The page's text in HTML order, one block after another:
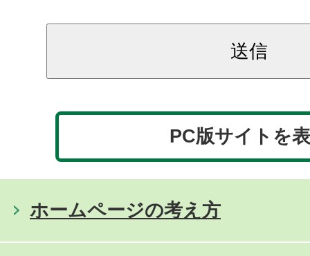
PC版サイトを
ホームページの考え方